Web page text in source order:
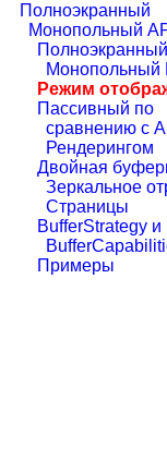
Полноэкранный
Монопольный
Полноэкранный
Монопольный
Режим
Пассивный по
сравнению с
Рендерингом
Двойная
Зеркальное
Страницы
BufferStrategy и
Примеры